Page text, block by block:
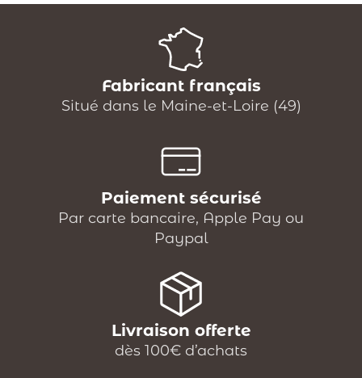
Fabricant français
Situé dans le Maine-et-Loire (49)
Paiement sécurisé
Par carte bancaire, Apple Pay ou
Paypal
Livraison offerte
dès 100€ d’achats